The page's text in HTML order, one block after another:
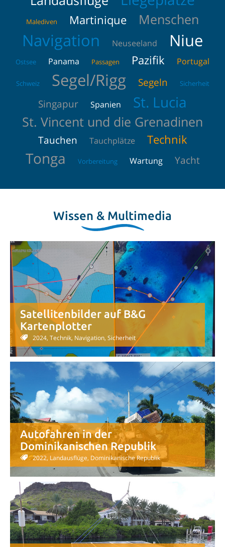
Malediven Martinique Menschen
Navigation Neuseeland Niue
Ostsee Panama Passagen Pazifik Portugal
Schweiz Segel/Rigg Segeln Sicherheit
Singapur Spanien St. Lucia
St. Vincent und die Grenadinen
Tauchen Tauchplätze Technik
Tonga Vorbereitung Wartung Yacht
Wissen & Multimedia
Satellitenbilder auf B&G
Kartenplotter
2024, Technik, Navigation, Sicherheit
Autofahren in der
Dominikanischen Republik
2022, Landausflüge, Dominikanische Republik